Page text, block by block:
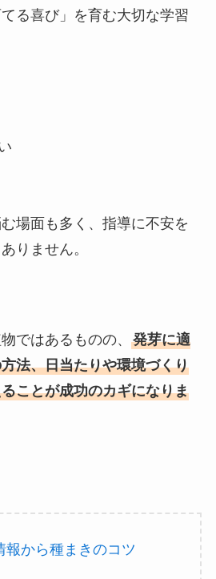
てる喜び」を育む大切な学習
場面も多く、指導に不安を
りません。
ではあるものの、 発芽に適
法、日当たりや環境づくり
ことが成功のカギになりま
報から種まきのコツ